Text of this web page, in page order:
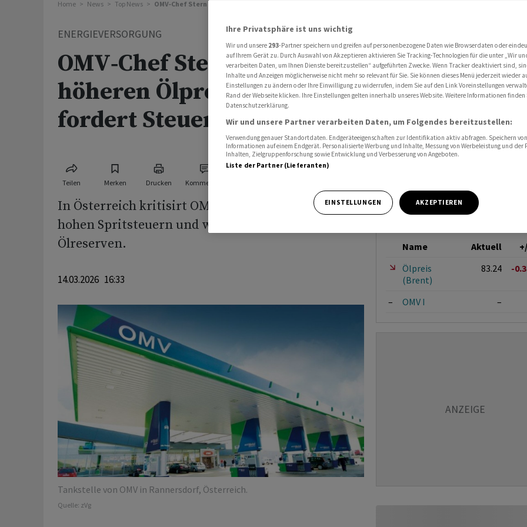
Home News Top News OMV‑Chef Stern warnt vor höheren Ölpreisen und fordert Steuersenkung
ENERGIEVERSORGUNG
OMV‑Chef Stern warnt vor
höheren Ölpreisen und
fordert Steuersenkung
Teilen Merken Drucken Kommentare
In Österreich kritisirt OMV-Chef Alfred Stern die
hohen Spritsteuern und warnt vor den knappen
Ölreserven.
14.03.2026 16:33
Tankstelle von OMV in Rannersdorf, Österreich.
Quelle: zVg
Name Aktuell
Ölpreis
(Brent)
83.24 -
– OMV I –
Ihre Privatsphäre ist uns wichtig
Wir und unsere 293-Partner speichern und greifen auf personenbezogene Daten wie Browserdaten oder
auf Ihrem Gerät zu. Durch Auswahl von Akzeptieren aktivieren Sie Tracking-Technologien für die unter „Wir
verarbeiten Daten, um Ihnen Dienste bereitzustellen“ aufgeführten Zwecke. Wenn Tracker deaktiviert sind,
Inhalte und Anzeigen möglicherweise nicht mehr so relevant für Sie. Sie können dieses Menü jederzeit wieder
Einstellungen zu ändern oder Ihre Einwilligung zu widerrufen, indem Sie auf den Link Voreinstellungen
Rand der Webseite klicken. Ihre Einstellungen gelten innerhalb unseres Website. Weitere Informationen finden
Datenschutzerklärung.
Wir und unsere Partner verarbeiten Daten, um Folgendes bereitzustellen:
Verwendung genauer Standortdaten. Endgeräteeigenschaften zur Identifikation aktiv abfragen. Speichern
Informationen auf einem Endgerät. Personalisierte Werbung und Inhalte, Messung von Werbeleistung und der
Inhalten, Zielgruppenforschung sowie Entwicklung und Verbesserung von Angeboten.
Liste der Partner (Lieferanten)
EINSTELLUNGEN AKZEPTIEREN